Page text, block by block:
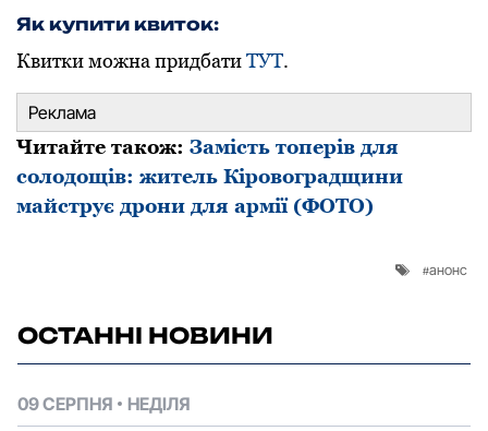
Як купити квиток:
Квитки можна придбатиТУТ.
Реклама
Читайте також: Замість топерів для
солодощів: житель Кіровоградщини
майструє дрони для армії (ФОТО)
анонс
ОСТАННІ НОВИНИ
09 СЕРПНЯ НЕДІЛЯ